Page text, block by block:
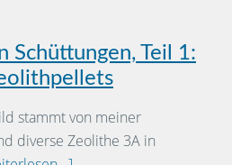
Schüttungen, Teil 1:
stammt von meiner
diverse Zeolithe 3A in